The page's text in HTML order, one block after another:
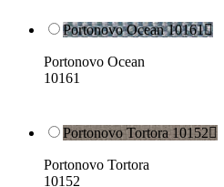
Portonovo Ocean 10161
Portonovo Ocean
10161
Portonovo Tortora 10152
Portonovo Tortora
10152